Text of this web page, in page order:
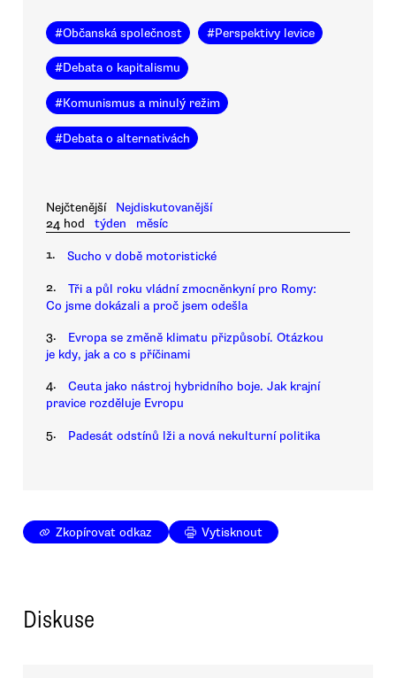
#Občanská společnost #Perspektivy levice
#Debata o kapitalismu
#Komunismus a minulý režim
#Debata o alternativách
Nejčtenější
Nejdiskutovanější
24 hod
týden měsíc
1. Sucho v době motoristické
2.
Tři a půl roku vládní zmocněnkyní pro Romy:
Co jsme dokázali a proč jsem odešla
3.
Evropa se změně klimatu přizpůsobí. Otázkou
je kdy, jak a co s příčinami
4.
Ceuta jako nástroj hybridního boje. Jak krajní
pravice rozděluje Evropu
5. Padesát odstínů lži a nová nekulturní politika
Zkopírovat odkaz Vytisknout
Diskuse